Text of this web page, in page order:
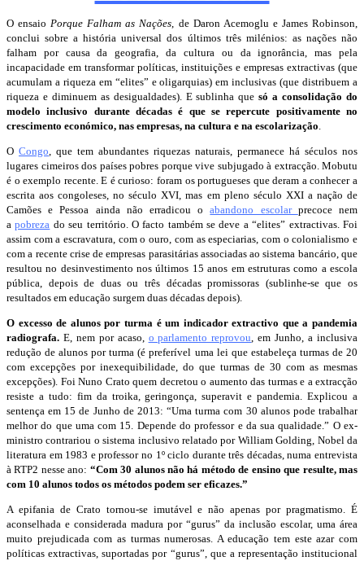
O ensaio Porque Falham as Nações , de Daron Acemoglu e James Robinson,
conclui sobre a história universal dos últimos três milénios: as nações não
falham por causa da geografia, da cultura ou da ignorância, mas pela
incapacidade em transformar políticas, instituições e empresas extractivas (que
acumulam a riqueza em “elites” e oligarquias) em inclusivas (que distribuem a
riqueza e diminuem as desigualdades). E sublinha quesó a consolidação do
modelo inclusivo durante décadas é que se repercute positivamente no
crescimento económico, nas empresas, na cultura e na escolarização
O Congo , que tem abundantes riquezas naturais, permanece há séculos nos
lugares cimeiros dos países pobres porque vive subjugado à extracção. Mobutu
é o exemplo recente. E é curioso: foram os portugueses que deram a conhecer a
escrita aos congoleses, no século XVI, mas em pleno século XXI a nação de
Camões e Pessoa ainda não erradicou oabandono escolar precoce nem
apobreza do seu território. O facto também se deve a “elites” extractivas. Foi
assim com a escravatura, com o ouro, com as especiarias, com o colonialismo e
com a recente crise de empresas parasitárias associadas ao sistema bancário, que
resultou no desinvestimento nos últimos 15 anos em estruturas como a escola
pública, depois de duas ou três décadas promissoras (sublinhe-se que os
resultados em educação surgem duas décadas depois).
O excesso de alunos por turma é um indicador extractivo que a pandemia
radiografa. E, nem por acaso, o parlamento reprovou, em Junho, a inclusiva
redução de alunos por turma (é preferível uma lei que estabeleça turmas de 20
com excepções por inexequibilidade, do que turmas de 30 com as mesmas
excepções). Foi Nuno Crato quem decretou o aumento das turmas e a extracção
resiste a tudo: fim da troika, geringonça, superavit e pandemia. Explicou a
sentença em 15 de Junho de 2013: “Uma turma com 30 alunos pode trabalhar
melhor do que uma com 15. Depende do professor e da sua qualidade.” O ex-
ministro contrariou o sistema inclusivo relatado por William Golding, Nobel da
literatura em 1983 e professor no 1º ciclo durante três décadas, numa entrevista
à RTP2 nesse ano: “Com 30 alunos não há método de ensino que resulte, mas
com 10 alunos todos os métodos podem ser eficazes.”
A epifania de Crato tornou-se imutável e não apenas por pragmatismo. É
aconselhada e considerada madura por “gurus” da inclusão escolar, uma área
muito prejudicada com as turmas numerosas. A educação tem este azar com
políticas extractivas, suportadas por “gurus”, que a representação institucional